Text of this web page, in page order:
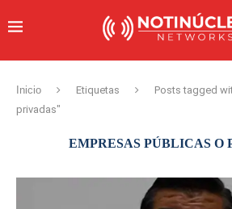
Inicio Etiquetas
Posts tagged
privadas"
EMPRESAS PÚBLICAS O